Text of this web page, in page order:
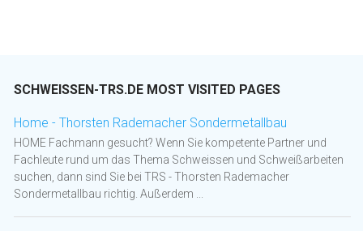
SCHWEISSEN-TRS.DE MOST VISITED PAGES
Home - Thorsten Rademacher Sondermetallbau
HOME Fachmann gesucht? Wenn Sie kompetente Partner und
Fachleute rund um das Thema Schweissen und Schweißarbeiten
suchen, dann sind Sie bei TRS - Thorsten Rademacher
Sondermetallbau richtig. Außerdem ...